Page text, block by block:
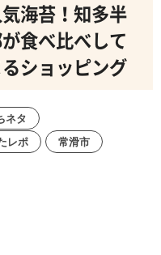
海苔！知多半
食べ比べして
ショッピング
ネタ
レポ
常滑市